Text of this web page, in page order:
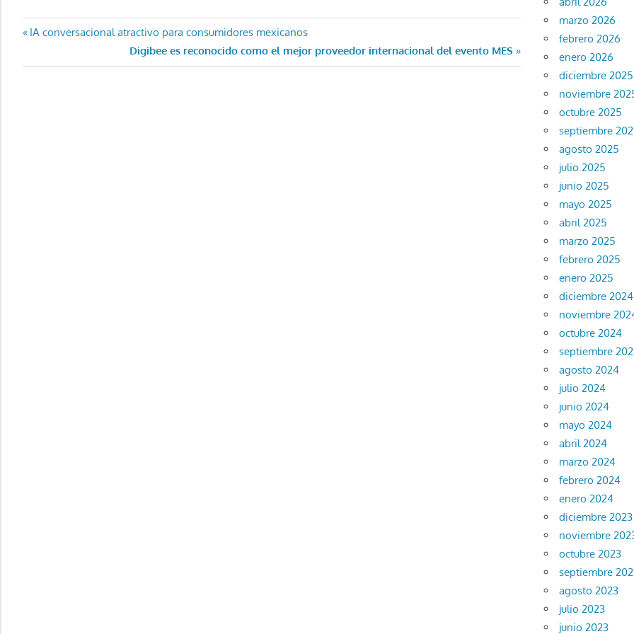
Navegación
de
Entrada
IA conversacional atractivo para consumidores mexicanos
Entrada
siguiente:
Digibee es reconocido como el mejor proveedor internacional del evento MES
marzo 2026
febrero 2026
enero 2026
diciembre 2025
noviembre
octubre 2025
septiembre
agosto 2025
julio 2025
junio 2025
mayo 2025
abril 2025
marzo 2025
febrero 2025
enero 2025
diciembre 2024
noviembre
octubre 2024
septiembre
agosto 2024
julio 2024
junio 2024
mayo 2024
abril 2024
marzo 2024
febrero 2024
enero 2024
diciembre 2023
noviembre
octubre 2023
septiembre
agosto 2023
julio 2023
junio 2023